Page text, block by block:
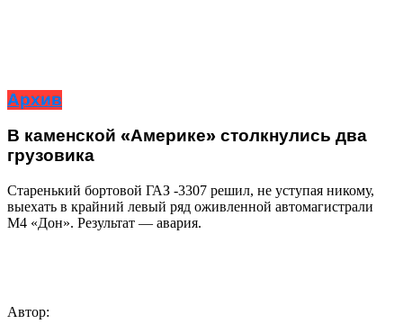
Архив
В каменской «Америке» столкнулись два
грузовика
Старенький бортовой ГАЗ -3307 решил, не уступая никому,
выехать в крайний левый ряд оживленной автомагистрали
М4 «Дон». Результат — авария.
Автор: